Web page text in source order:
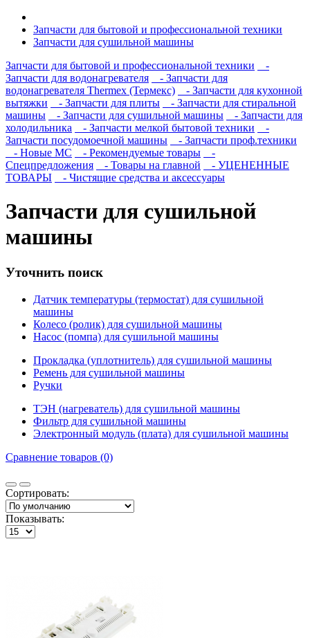
Запчасти для бытовой и профессиональной техники
Запчасти для сушильной машины
Запчасти для бытовой и профессиональной техники
-
Запчасти для водонагревателя
- Запчасти для
водонагревателя Thermex (Термекс)
- Запчасти для кухонной
вытяжки
- Запчасти для плиты
- Запчасти для стиральной
машины
- Запчасти для сушильной машины
- Запчасти для
холодильника
- Запчасти мелкой бытовой техники
-
Запчасти посудомоечной машины
- Запчасти проф.техники
- Новые МС
- Рекомендуемые товары
-
Спецпредложения
- Товары на главной
- УЦЕНЕННЫЕ
ТОВАРЫ
- Чистящие средства и аксессуары
Запчасти для сушильной
машины
Уточнить поиск
Датчик температуры (термостат) для сушильной
машины
Колесо (ролик) для сушильной машины
Насос (помпа) для сушильной машины
Прокладка (уплотнитель) для сушильной машины
Ремень для сушильной машины
Ручки
ТЭН (нагреватель) для сушильной машины
Фильтр для сушильной машины
Электронный модуль (плата) для сушильной машины
Сравнение товаров (0)
Сортировать:
Показывать: